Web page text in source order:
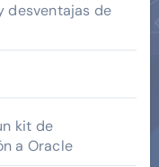
desventajas de
kit de
a Oracle